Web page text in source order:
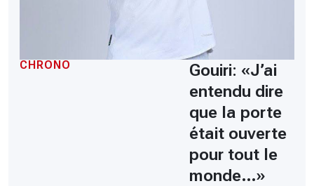
CHRONO
Gouiri: «J’ai
entendu dire
que la porte
était ouverte
pour tout le
monde…»